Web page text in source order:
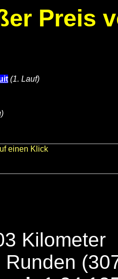
Preis
(1. Lauf)
Kilometer
Runden